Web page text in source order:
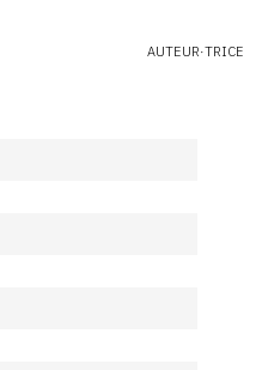
AUTEUR·TRICE